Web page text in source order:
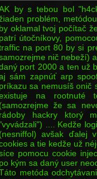
by s tebou bol
problém,
by oklamal tvoj počítač
patrí útočníkovy,
na port 80 by si
nič nebeží)
port 2000 a ten už
sám zapnúť arp
príkazu sa nemusíš onič
na rootnuté
(samozrejme že sa
rádoby hackry ktorý
.... Kedže
(nesniffol) avšak ďalej
a tie kedže už
pomocu cookie
po kým sa daný user
metóda